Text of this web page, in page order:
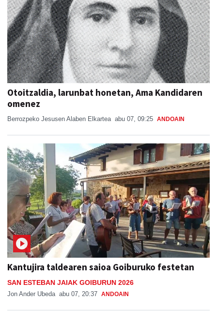
Otoitzaldia, larunbat honetan, Ama Kandidaren
omenez
Berrozpeko Jesusen Alaben Elkartea abu 07, 09:25 ANDOAIN
Kantujira taldearen saioa Goiburuko festetan
SAN ESTEBAN JAIAK GOIBURUN 2026
Jon Ander Ubeda abu 07, 20:37 ANDOAIN